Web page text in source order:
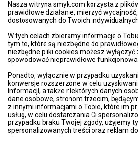
Nasza witryna smyk.com korzysta z
prawidłowe działanie, mierzyć
dostosowanych do Twoich
W tych celach zbieramy informacje o
tym te, które są niezbędne do
niezbędne pliki cookies możesz
spowodować nieprawidłowe
Ponadto, wyłącznie w przypadku
konwersje rozszerzone w celu
informacji, a także niektórych danych
dane osobowe, stronom trzecim,
z innymi informacjami o Tobie, które im
usług, w celu dostarczania Ci
przypadku braku Twojej zgody, użyjemy
spersonalizowanych treści oraz reklam
Promocje
Porady